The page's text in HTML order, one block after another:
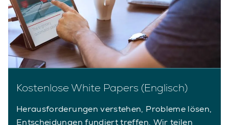
Kostenlose White Papers (Englisch)
Herausforderungen verstehen, Probleme lösen,
Entscheidungen fundiert treffen. Wir teilen